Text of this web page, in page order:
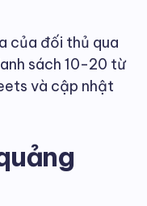
của đối thủ qua
sách 10-20 từ
và cập nhật